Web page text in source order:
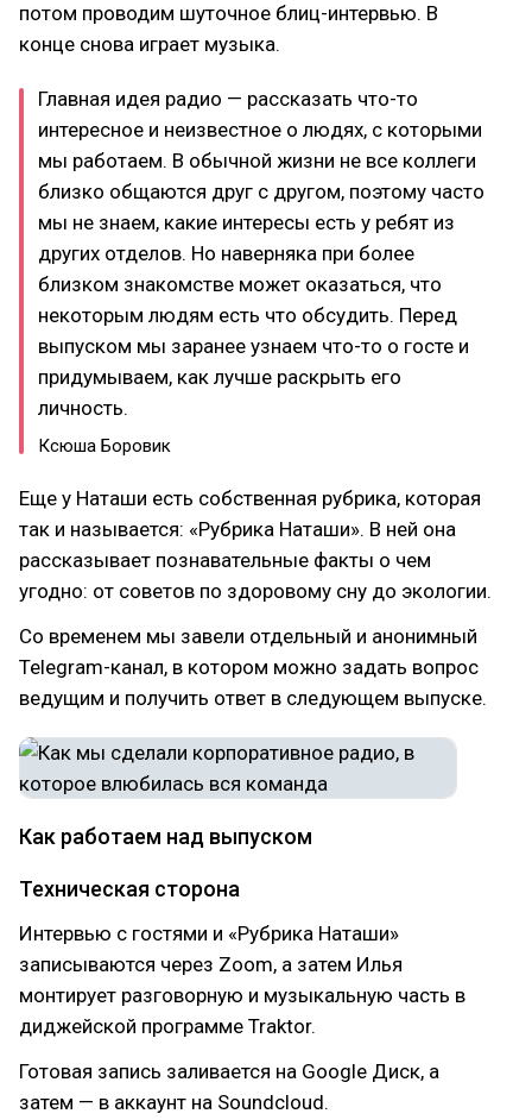
потом проводим шуточное блиц-интервью. В
конце снова играет музыка.
Главная идея радио — рассказать что-то
интересное и неизвестное о людях, с которыми
мы работаем. В обычной жизни не все коллеги
близко общаются друг с другом, поэтому часто
мы не знаем, какие интересы есть у ребят из
других отделов. Но наверняка при более
близком знакомстве может оказаться, что
некоторым людям есть что обсудить. Перед
выпуском мы заранее узнаем что-то о госте и
придумываем, как лучше раскрыть его
личность.
Ксюша Боровик
Еще у Наташи есть собственная рубрика, которая
так и называется: «Рубрика Наташи». В ней она
рассказывает познавательные факты о чем
угодно: от советов по здоровому сну до экологии.
Со временем мы завели отдельный и анонимный
Telegram-канал, в котором можно задать вопрос
ведущим и получить ответ в следующем выпуске.
Как работаем над выпуском
Техническая сторона
Интервью с гостями и «Рубрика Наташи»
записываются через Zoom, а затем Илья
монтирует разговорную и музыкальную часть в
диджейской программе Traktor.
Готовая запись заливается на Google Диск, а
затем — в аккаунт на Soundcloud.